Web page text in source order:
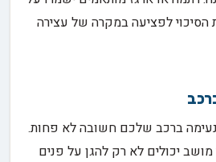
הסיכוי לפציעה במקרה של עצירה
ברכב שלכם חשובה לא פחות.
מושב יכולים לא רק להגן על פנים